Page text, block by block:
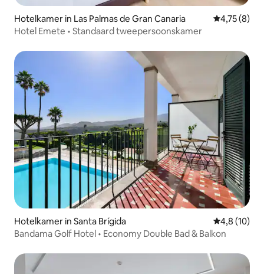
Hotelkamer in Las Palmas de Gran Canaria
4,75 (8)
Hotel Emete • Standaard tweepersoonskamer
Hotelkamer in Santa Brígida
4,8 (10)
Bandama Golf Hotel • Economy Double Bad & Balkon